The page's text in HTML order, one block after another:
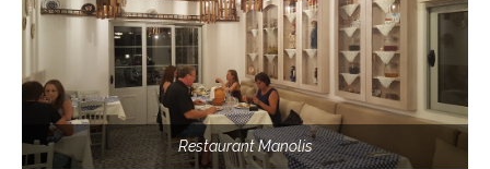
Restaurant Manolis